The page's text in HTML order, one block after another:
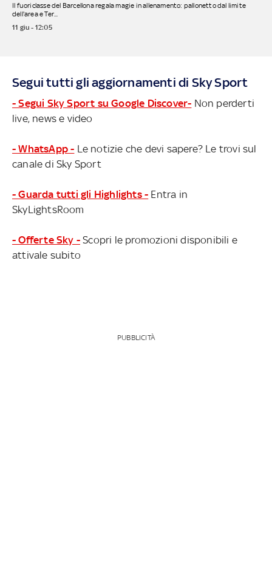
Il fuoriclasse del Barcellona regala magie in allenamento: pallonetto dal limite
dell'area e Ter...
11 giu - 12:05
Segui tutti gli aggiornamenti di Sky Sport
- Segui Sky Sport su Google Discover- Non perderti
live, news e video
- WhatsApp - Le notizie che devi sapere? Le trovi sul
canale di Sky Sport
- Guarda tutti gli Highlights - Entra in
SkyLightsRoom
- Offerte Sky - Scopri le promozioni disponibili e
attivale subito
PUBBLICITÀ